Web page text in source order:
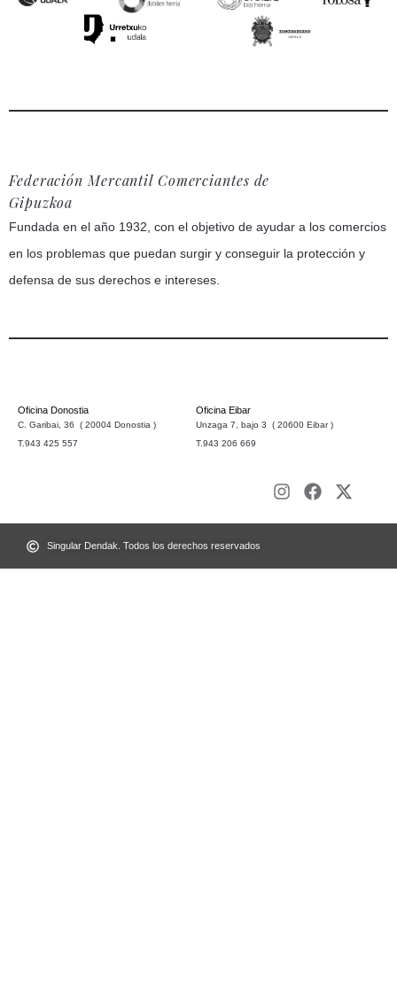
Federación Mercantil Comerciantes de
Gipuzkoa
Fundada en el año 1932, con el objetivo de ayudar a los comercios
en los problemas que puedan surgir y conseguir la protección y
defensa de sus derechos e intereses.
Oficina Donostia
C. Garibai, 36 ( 20004 Donostia )
T.943 425 557
Oficina Eibar
Unzaga 7, bajo 3 ( 20600 Eibar )
T.943 206 669
Singular Dendak. Todos los derechos reservados